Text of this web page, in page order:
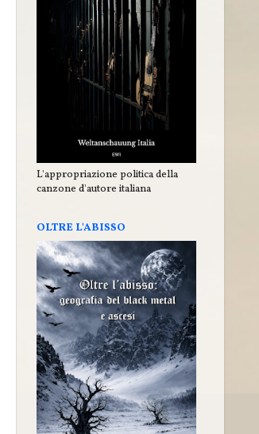
L'appropriazione politica della
canzone d'autore italiana
OLTRE L'ABISSO